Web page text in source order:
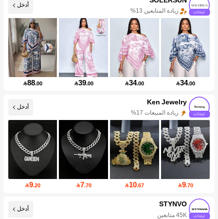
زيادة المتابعين 13%
أدخل
34.00
34.00
39.00
88.00
Ken Jewelry
زيادة المبيعات 17%
أدخل
9.70
10.67
7.70
9.20
STYNVO
45K متابعين
أدخل